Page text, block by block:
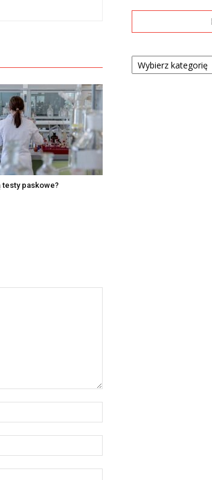
testy paskowe?
Kategorie